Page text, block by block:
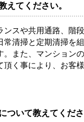
えてください。
スや共用通路、階
清掃と定期清掃を
また、マンション
く事により、お客
いて教えてくださ